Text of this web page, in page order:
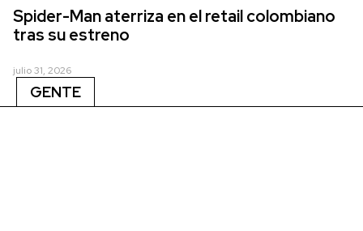
Spider-Man aterriza en el retail colombiano
tras su estreno
julio 31, 2026
GENTE